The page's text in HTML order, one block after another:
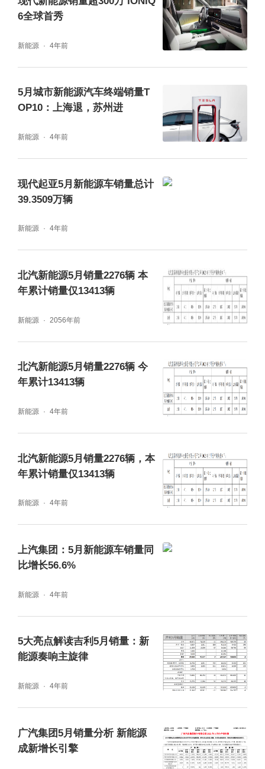
“另一方面，比亚迪作为全球新能源汽车的领导
者，我们觉得是时候专心致志地发展电动汽
车；目前电动车产量完全供不应求，要把燃油
车的产能腾出来给电动车。”至此，可以肯定的
是，比亚迪做出上述决定绝不是为了博取关注
就在彻底与燃油车业务“分手”后，从后续的销
量反馈来看，效果可谓十分立竿见影，3月、4
同比增加349.7%。两组数据均牢牢占据着厂
而在比亚迪下方，才是类似上汽通用五菱、广
汽埃安、奇瑞、吉利般的传统自主品牌，以及
类似理想、哪吒、小鹏、零跑、蔚来般的新势
力造车。看到这里，不禁想说，仅从目前车企
端展现出的销量表现，前者完全可以用“恐
越大，已经不处在一个量级之中。但如果站在
更加宏观的角度，上述趋势的发生，对于中国
新能源市场今年冲击500万辆甚至550万辆的
放才是真。
6全球首秀
新能源 4年前
5月城市新能源汽车终端销量T
OP10：上海退，苏州进
新能源 4年前
现代起亚5月新能源车销量总计
39.3509万辆
新能源 4年前
北汽新能源5月销量2276辆 本
年累计销量仅13413辆
新能源 2056年前
北汽新能源5月销量2276辆 今
年累计13413辆
新能源 4年前
北汽新能源5月销量2276辆，本
年累计销量仅13413辆
新能源 4年前
上汽集团：5月新能源车销量同
比增长56.6%
新能源 4年前
5大亮点解读吉利5月销量：新
能源奏响主旋律
新能源 4年前
广汽集团5月销量分析 新能源
成新增长引擎